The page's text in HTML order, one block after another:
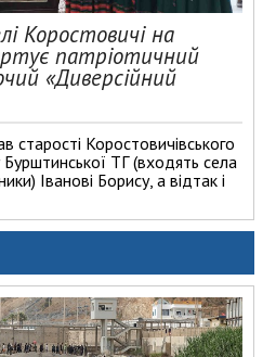
Коростовичі на
патріотичний
«Диверсійний
старості Коростовичівського
Бурштинської ТГ (входять села
Іванові Борису, а відтак і